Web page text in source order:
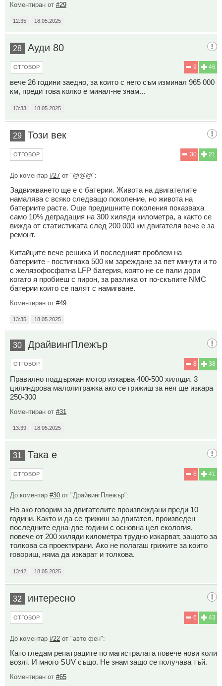
Коментиран от #29
12:35 18.05.2025
28 Ауди 80
46
9
ОТГОВОР
вече 26 години заедно, за които с него съм изминал 965 000
км, преди това колко е минал-не знам...
13:33 18.05.2025
29 Този век
21
30
ОТГОВОР
До коментар #27 от "@@@":
Задвижването ще е с батерии. Живота на двигателите
намалява с всяко следващо поколение, но живота на
батериите расте. Още предишните поколения показваха
само 10% деградация на 300 хиляди километра, а както се
вижда от статистиката след 200 000 км двигателя вече е за
ремонт.
Китайците вече решиха И последният проблем на
батериите - постигнаха 500 км зареждане за пет минути и то
с желязофосфатна LFP батерия, която не се пали дори
когато я пробиеш с пирон, за разлика от по-скъпите NMC
батерии които се палят с намигване.
Коментиран от #49
13:35 18.05.2025
30 ДрайвингПлежър
38
8
ОТГОВОР
Правилно поддържан мотор изкарва 400-500 хиляди. 3
цилиндрова малолитражка ако се грижиш за нея ще изкара
250-300
Коментиран от #31
13:39 18.05.2025
31 Така е
41
6
ОТГОВОР
До коментар #30 от "ДрайвингПлежър":
Но ако говорим за двигателите произвеждани преди 10
години. Както и да се грижиш за двигател, произведен
последните една-две години с основна цел екология,
повече от 200 хиляди километра трудно изкарват, защото за
толкова са проектирани. Ако не полагаш грижите за които
говориш, няма да изкарат и толкова.
13:42 18.05.2025
32 интересно
43
6
ОТГОВОР
До коментар #22 от "авто фен":
Като гледам репатраците по магистралата повече нови коли
возят. И много SUV също. Не знам защо се получава тъй.
Коментиран от #65